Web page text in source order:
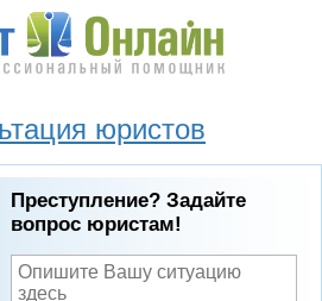
юристов
Преступление? Задайте
вопрос юристам!